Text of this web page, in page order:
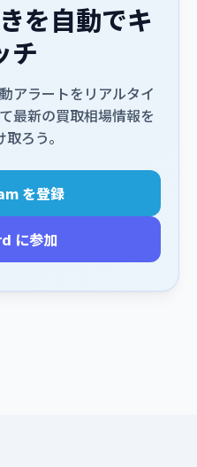
を自動でキ
チ
アラートをリアルタイ
最新の買取相場情報を
ろう。
を登録
に参加